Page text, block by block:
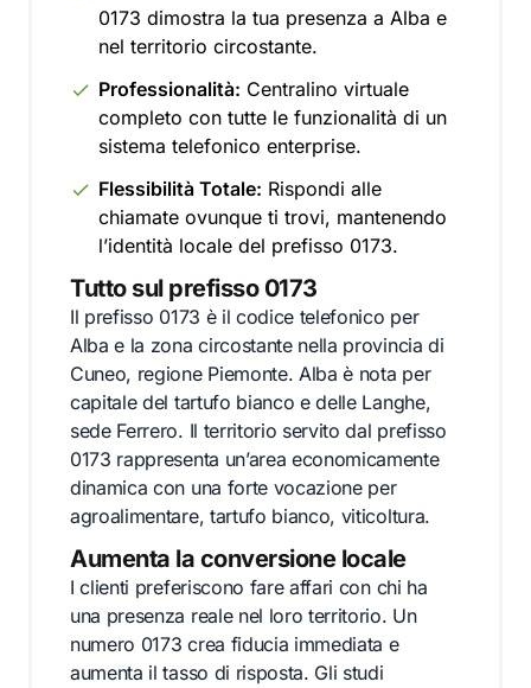
0173 dimostra la tua presenza a Alba e
nel territorio circostante.
Professionalità: Centralino virtuale
completo con tutte le funzionalità di un
sistema telefonico enterprise.
Flessibilità Totale: Rispondi alle
chiamate ovunque ti trovi, mantenendo
l’identità locale del prefisso 0173.
Tutto sul prefisso 0173
Il prefisso 0173 è il codice telefonico per
Alba e la zona circostante nella provincia di
Cuneo, regione Piemonte. Alba è nota per
capitale del tartufo bianco e delle Langhe,
sede Ferrero. Il territorio servito dal prefisso
0173 rappresenta un’area economicamente
dinamica con una forte vocazione per
agroalimentare, tartufo bianco, viticoltura.
Aumenta la conversione locale
I clienti preferiscono fare affari con chi ha
una presenza reale nel loro territorio. Un
numero 0173 crea fiducia immediata e
aumenta il tasso di risposta. Gli studi